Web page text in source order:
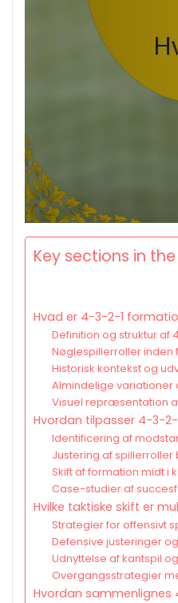
Key sections in
Hvad er 4-3-2-1
Definition og struktur af
Nøglespillerroller
Historisk kontekst og
Almindelige
Visuel repræsentation
Hvordan tilpasser 4-3-
Identificering af
Justering af
Skift af formation midt i
Case-studier af
Hvilke taktiske skift er
Strategier for offensivt
Defensive justeringer
Udnyttelse af kantspil
Overgangsstrategier
Hvordan